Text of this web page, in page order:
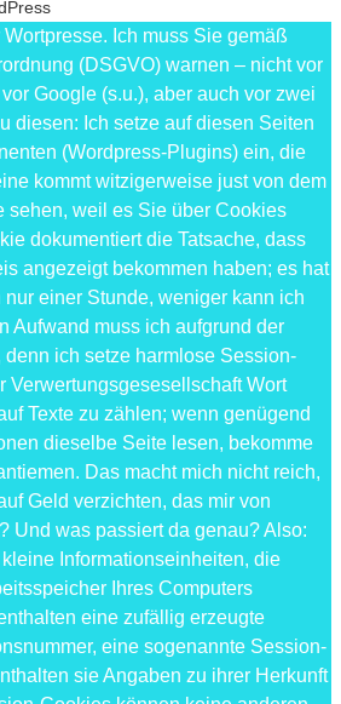
Ich muss Sie gemäß
(DSGVO) warnen – nicht vor
Google (s.u.), aber auch vor zwei
diesen: Ich setze auf diesen Seiten
(Wordpress-Plugins) ein, die
kommt witzigerweise just von dem
sehen, weil es Sie über Cookies
dokumentiert die Tatsache, dass
angezeigt bekommen haben; es hat
einer Stunde, weniger kann ich
Aufwand muss ich aufgrund der
denn ich setze harmlose Session-
Verwertungsgesesellschaft Wort
Texte zu zählen; wenn genügend
dieselbe Seite lesen, bekomme
Das macht mich nicht reich,
Geld verzichten, das mir von
Und was passiert da genau? Also:
Informationseinheiten, die
Ihres Computers
eine zufällig erzeugte
eine sogenannte Session-
sie Angaben zu ihrer Herkunft